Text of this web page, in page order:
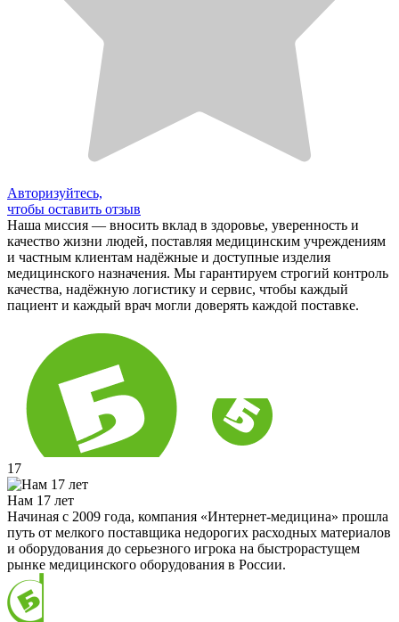
Авторизуйтесь,
чтобы оставить отзыв
Наша миссия — вносить вклад в здоровье, уверенность и
качество жизни людей, поставляя медицинским учреждениям
и частным клиентам надёжные и доступные изделия
медицинского назначения. Мы гарантируем строгий контроль
качества, надёжную логистику и сервис, чтобы каждый
пациент и каждый врач могли доверять каждой поставке.
17
Нам 17 лет
Начиная с 2009 года, компания «Интернет-медицина» прошла
путь от мелкого поставщика недорогих расходных материалов
и оборудования до серьезного игрока на быстрорастущем
рынке медицинского оборудования в России.